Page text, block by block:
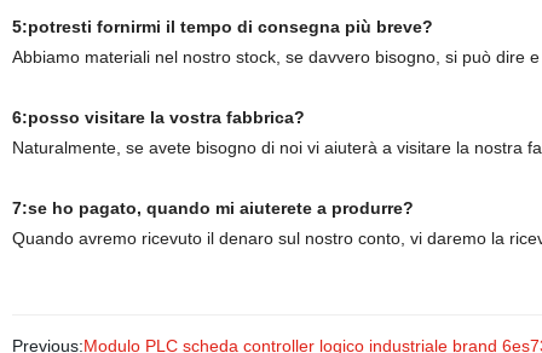
5:potresti fornirmi il tempo di consegna più breve?
Abbiamo materiali nel nostro stock, se davvero bisogno, si può dire
6:posso visitare la vostra fabbrica?
Naturalmente, se avete bisogno di noi vi aiuterà a visitare la nostra
7:se ho pagato, quando mi aiuterete a produrre?
Quando avremo ricevuto il denaro sul nostro conto, vi daremo la
Previous:Modulo PLC scheda controller logico industriale brand